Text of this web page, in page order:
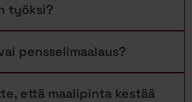
työksi?
pensselimaalaus?
että maalipinta kestää